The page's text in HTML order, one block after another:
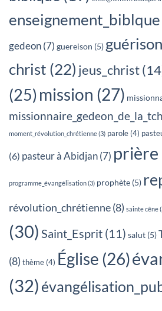
enseignement_biblque
gedeon(7) guereison (5) guérison
christ (22) jeus_christ
(25) mission (27)
moment_révolution_chrétienne(3) parole (4)
(6) pasteur à Abidjan(7) prière
programme_évangélisation(3) prophète (5)
révolution_chrétienne(8) sainte cêne
(30) Saint_Esprit (11) salut (5)
(8) thème (4) Église (26)
(32)